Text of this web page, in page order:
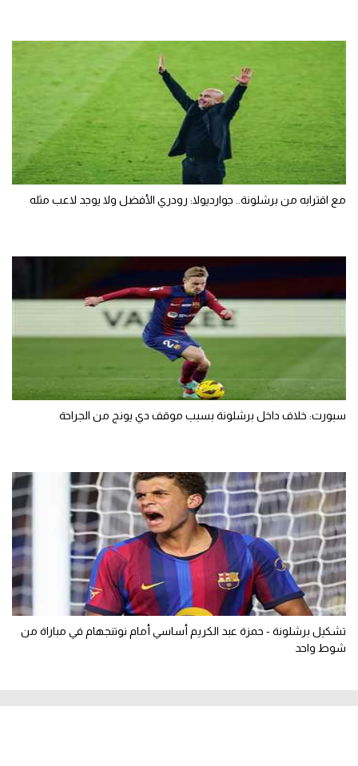
مع اقترابه من برشلونة.. جوارديولا: رودري الأفضل ولا يوجد لاعب مثله
سبورت: خلاف داخل برشلونة بسبب موقف دي يونج من الجراحة
تشكيل برشلونة - حمزة عبد الكريم أساسي أمام نوتنجهام في مباراة من
شوط واحد